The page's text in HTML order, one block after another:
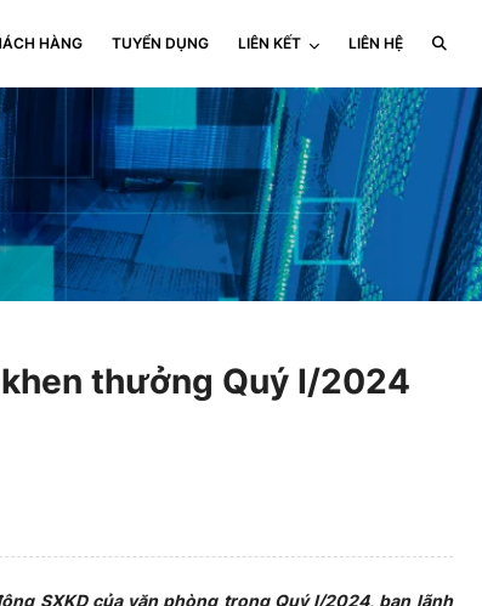
HÀNG TUYỂN DỤNG LIÊN KẾT LIÊN HỆ
thưởng Quý I/2024
SXKD của văn phòng trong Quý I/2024, ban lãnh